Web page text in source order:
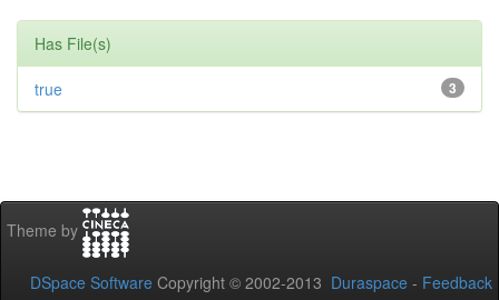
Has File(s)
3
true
Theme by
DSpace Software Copyright © 2002-2013 Duraspace - Feedback